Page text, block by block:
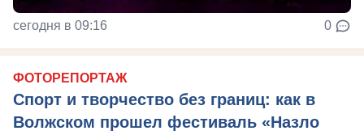
сегодня в 09:16 0
ФОТОРЕПОРТАЖ
Спорт и творчество без границ: как в
Волжском прошел фестиваль «Назло